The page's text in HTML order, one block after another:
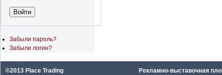
Забыли пароль?
Забыли логин?
©2013 Place Trading
Рекламно-выставочная